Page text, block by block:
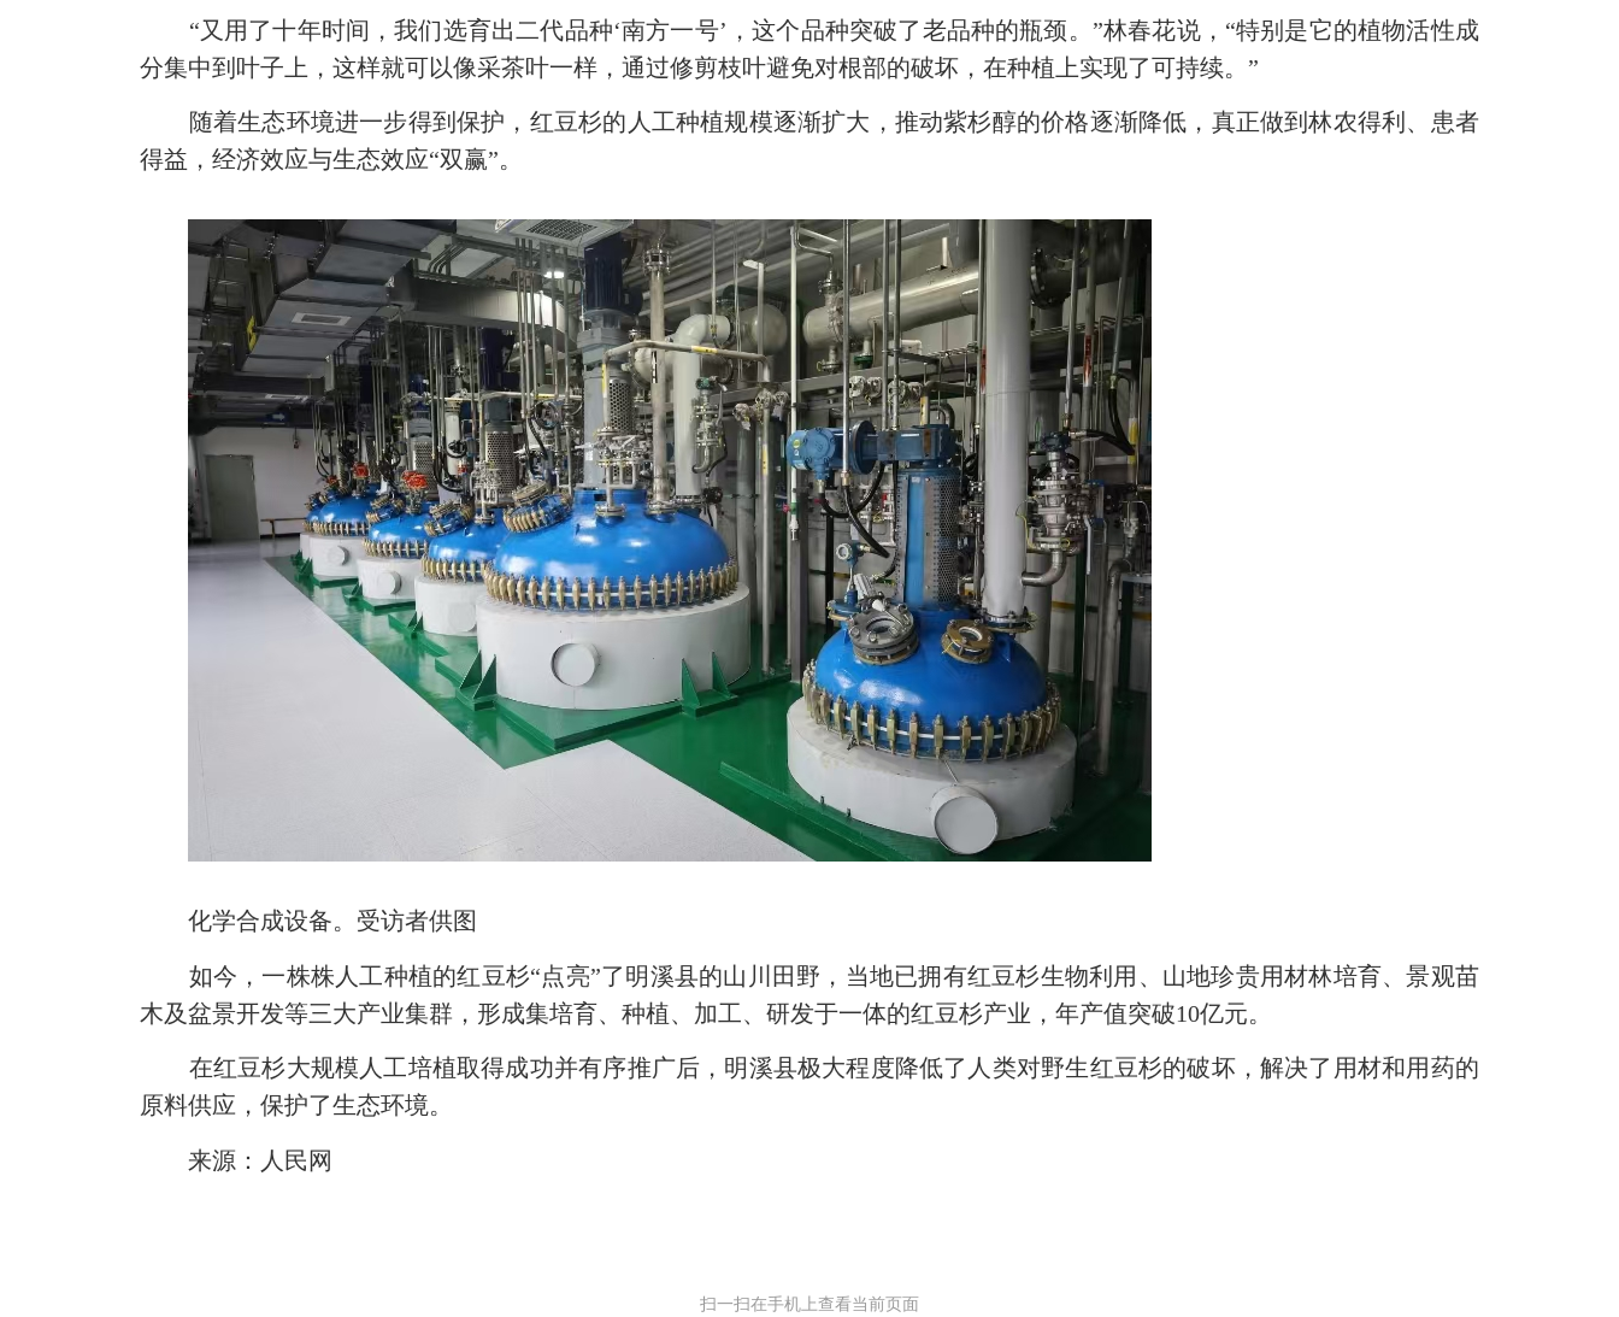
“又用了十年时间，我们选育出二代品种‘南方一号’，这个品种突破了老品种的瓶颈。”林春花说，“特别是它的植物活性成
分集中到叶子上，这样就可以像采茶叶一样，通过修剪枝叶避免对根部的破坏，在种植上实现了可持续。”
随着生态环境进一步得到保护，红豆杉的人工种植规模逐渐扩大，推动紫杉醇的价格逐渐降低，真正做到林农得利、患者
得益，经济效应与生态效应“双赢”。
化学合成设备。受访者供图
如今，一株株人工种植的红豆杉“点亮”了明溪县的山川田野，当地已拥有红豆杉生物利用、山地珍贵用材林培育、景观苗
木及盆景开发等三大产业集群，形成集培育、种植、加工、研发于一体的红豆杉产业，年产值突破10亿元。
在红豆杉大规模人工培植取得成功并有序推广后，明溪县极大程度降低了人类对野生红豆杉的破坏，解决了用材和用药的
原料供应，保护了生态环境。
来源：人民网
扫一扫在手机上查看当前页面